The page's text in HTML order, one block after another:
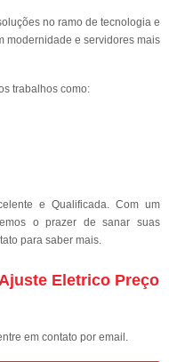
no ramo de tecnologia e
modernidade e servidores mais
trabalhos como:
e Qualificada. Com um
o prazer de sanar suas
para saber mais.
Eletrico Preço
em contato por email.